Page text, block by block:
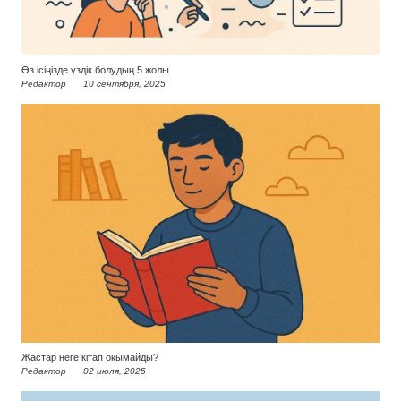
Өз ісіңізде үздік болудың 5 жолы
Редактор 10 сентября, 2025
Жастар неге кітап оқымайды?
Редактор 02 июля, 2025